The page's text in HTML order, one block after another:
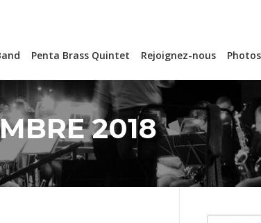
Penta Brass Quintet Rejoignez-nous Photos
2018